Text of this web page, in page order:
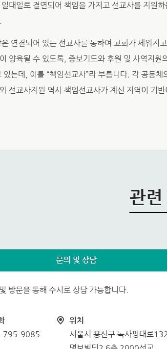
대일로 결연되어 책임을 가지고 선교사를 지원하
연결되어 있는 선교사를 통하여 교회가 세워지고
양육될 수 있도록, 중보기도와 후원 및 사역지원
있는데, 이를 “책임선교사”라 부릅니다. 각 공동체
선교사지원 역시 책임선교사가 계신 지역이 기반
관
문의 및 상담
방문을 통해 수시로 상담 가능합니다.
795-9085
위치
서울시 용산구 녹사평대로132